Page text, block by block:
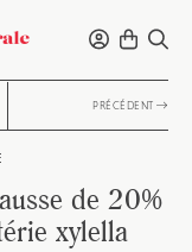
PRÉCÉDENT
de 20%
xylella